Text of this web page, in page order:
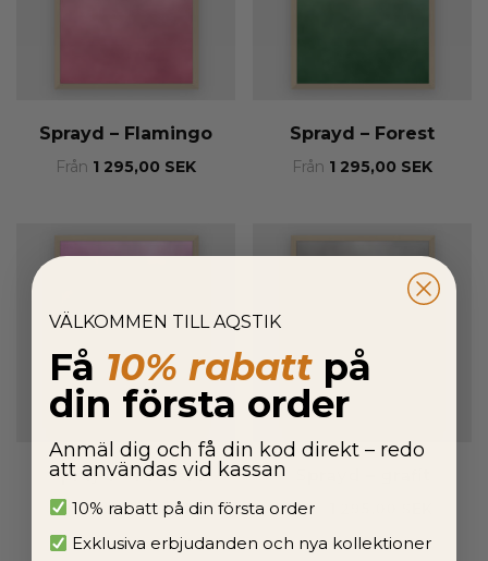
Sprayd – Flamingo
Från 1 295,00 SEK
Sprayd – Forest
Från 1 295,00 SEK
Sprayd – fuchsia
Från1 295,00SEK Från
VÄLKOMMEN TILL AQSTIK
Få 10% rabatt på
din första order
Anmäl dig och få din kod direkt – redo
att användas vid kassan
10% rabatt på din första order
Exklusiva erbjudanden och nya kollektioner